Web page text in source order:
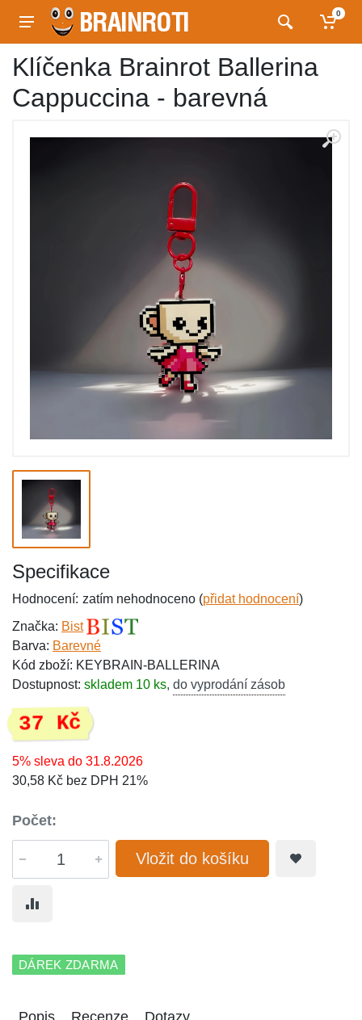
0
Klíčenka Brainrot Ballerina
Cappuccina - barevná
Specifikace
Hodnocení: zatím nehodnoceno (přidat hodnocení)
Značka: Bist
Barva: Barevné
Kód zboží: KEYBRAIN-BALLERINA
Dostupnost: skladem 10 ks, do vyprodání zásob
37 Kč
5% sleva do 31.8.2026
30,58 Kč bez DPH 21%
Počet:
Vložit do košíku
DÁREK ZDARMA
Popis Recenze Dotazy